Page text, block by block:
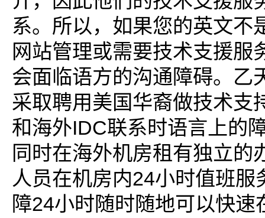
系。所以，如果您的英文不
网站管理或需要技术支援服
会面临语方的沟通障碍。乙
采取聘用美国华裔做技术支
和海外IDC联系时语言上的
同时在海外机房租有独立的
人员在机房内24小时值班服
障24小时随时随地可以快速